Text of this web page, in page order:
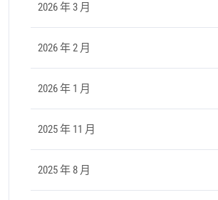
2026 年 3 月
2026 年 2 月
2026 年 1 月
2025 年 11 月
2025 年 8 月